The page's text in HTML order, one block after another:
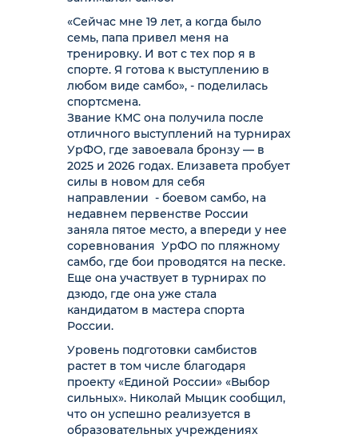
«Сейчас мне 19 лет, а когда было
семь, папа привел меня на
тренировку. И вот с тех пор я в
спорте. Я готова к выступлению в
любом виде самбо», - поделилась
спортсмена.
Звание КМС она получила после
отличного выступлений на турнирах
УрФО, где завоевала бронзу — в
2025 и 2026 годах. Елизавета пробует
силы в новом для себя
направлении - боевом самбо, на
недавнем первенстве России
заняла пятое место, а впереди у нее
соревнования УрФО по пляжному
самбо, где бои проводятся на песке.
Еще она участвует в турнирах по
дзюдо, где она уже стала
кандидатом в мастера спорта
России.
Уровень подготовки самбистов
растет в том числе благодаря
проекту «Единой России» «Выбор
сильных». Николай Мыцик сообщил,
что он успешно реализуется в
образовательных учреждениях